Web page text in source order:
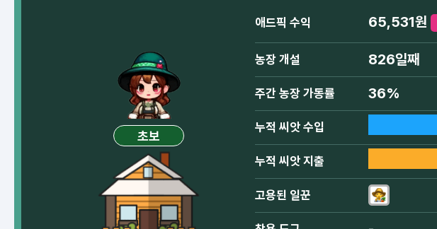
초보
애드픽 수익 65,531원
농장 개설 826일째
주간 농장 가동률 36%
누적 씨앗 수입
누적 씨앗 지출
고용된 일꾼